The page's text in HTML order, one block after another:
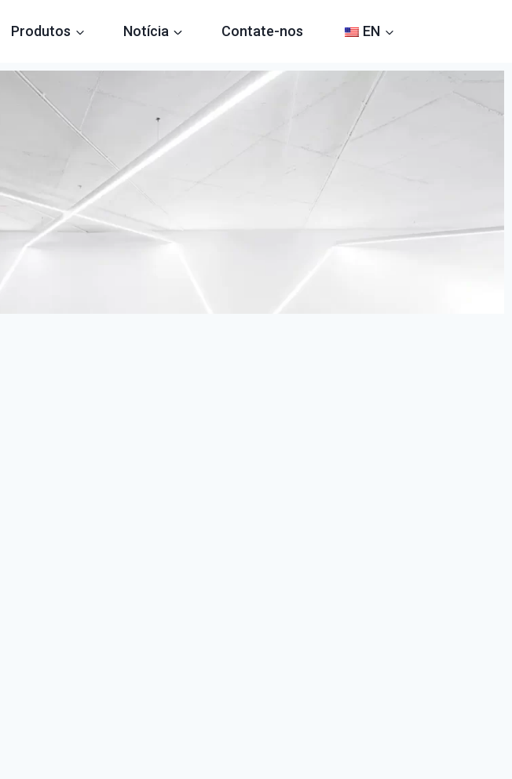
Produtos Notícia Contate-nos EN